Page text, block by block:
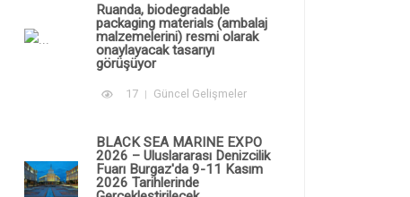
Ruanda, biodegradable
packaging materials (ambalaj
malzemelerini) resmi olarak
onaylayacak tasarıyı
görüşüyor
17 Güncel Gelişmeler
BLACK SEA MARINE EXPO
2026 – Uluslararası Denizcilik
Fuarı Burgaz'da 9-11 Kasım
2026 Tarihlerinde